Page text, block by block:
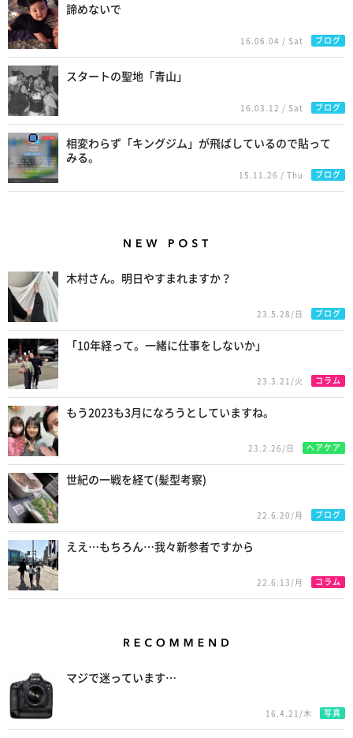
諦めないで
16.06.04 / Sat ブログ
スタートの聖地「青山」
16.03.12 / Sat ブログ
相変わらず「キングジム」が飛ばしているので貼って
みる。
15.11.26 / Thu ブログ
木村さん。明日やすまれますか？
23.5.28/日 ブログ
「10年経って。一緒に仕事をしないか」
23.3.21/火 コラム
もう2023も3月になろうとしていますね。
23.2.26/日 ヘアケア
世紀の一戦を経て(髪型考察)
22.6.20/月 ブログ
ええ…もちろん…我々新参者ですから
22.6.13/月 コラム
マジで迷っています…
16.4.21/木 写真